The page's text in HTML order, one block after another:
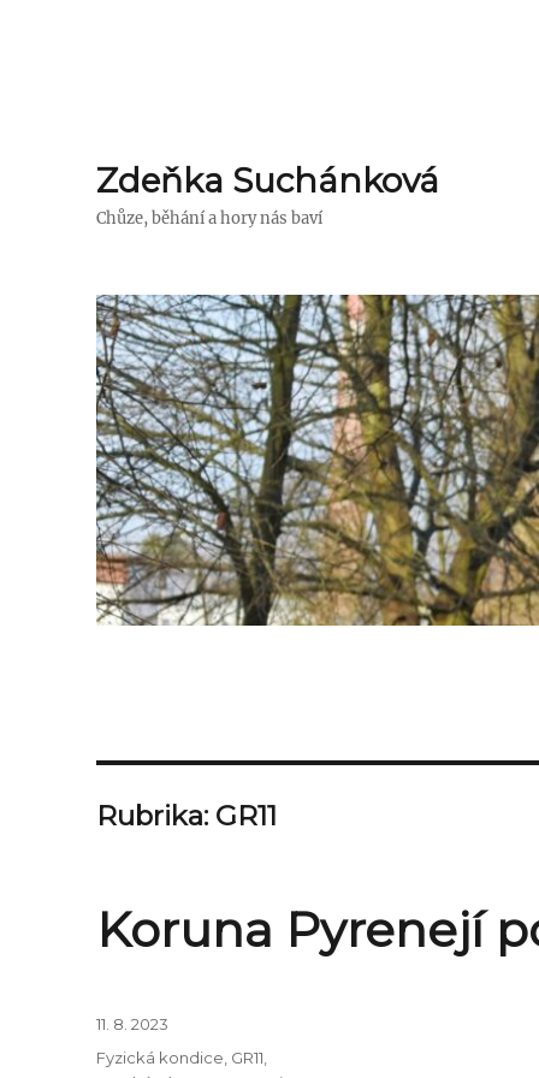
Zdeňka Suchánková
Chůze, běhání a hory nás baví
Rubrika: GR11
Koruna Pyrenejí
Publikováno:
11. 8. 2023
Rubriky:
Fyzická kondice GR11